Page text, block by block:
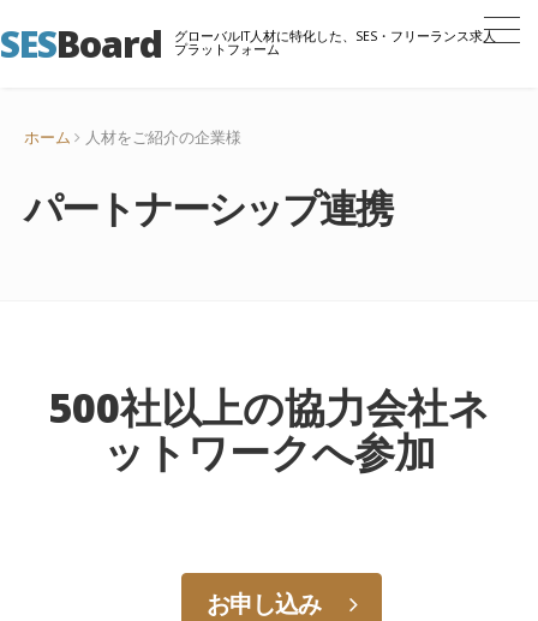
SESBoard グローバルIT人材に特化した、SES・フリーランス求人
プラットフォーム
ホーム 人材をご紹介の企業様
パートナーシップ連携
500社以上の協力会社ネ
ットワークへ参加
お申し込み